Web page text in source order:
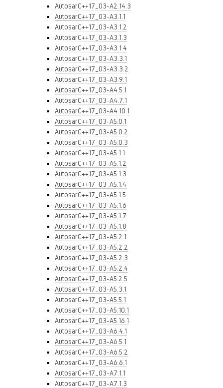
AutosarC++17_03-A2.14.3
AutosarC++17_03-A3.1.1
AutosarC++17_03-A3.1.2
AutosarC++17_03-A3.1.3
AutosarC++17_03-A3.1.4
AutosarC++17_03-A3.3.1
AutosarC++17_03-A3.3.2
AutosarC++17_03-A3.9.1
AutosarC++17_03-A4.5.1
AutosarC++17_03-A4.7.1
AutosarC++17_03-A4.10.1
AutosarC++17_03-A5.0.1
AutosarC++17_03-A5.0.2
AutosarC++17_03-A5.0.3
AutosarC++17_03-A5.1.1
AutosarC++17_03-A5.1.2
AutosarC++17_03-A5.1.3
AutosarC++17_03-A5.1.4
AutosarC++17_03-A5.1.5
AutosarC++17_03-A5.1.6
AutosarC++17_03-A5.1.7
AutosarC++17_03-A5.1.8
AutosarC++17_03-A5.2.1
AutosarC++17_03-A5.2.2
AutosarC++17_03-A5.2.3
AutosarC++17_03-A5.2.4
AutosarC++17_03-A5.2.5
AutosarC++17_03-A5.3.1
AutosarC++17_03-A5.5.1
AutosarC++17_03-A5.10.1
AutosarC++17_03-A5.16.1
AutosarC++17_03-A6.4.1
AutosarC++17_03-A6.5.1
AutosarC++17_03-A6.5.2
AutosarC++17_03-A6.6.1
AutosarC++17_03-A7.1.1
AutosarC++17_03-A7.1.3